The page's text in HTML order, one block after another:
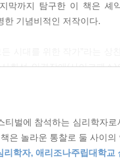
이 우리로 하여금 외부적
을 보여 주었다. 그렇다면
양가적이며 우유부단하며
‘분석 마비’ 증상의 희생
막까지 탐구한 이 책은 셰
한 기념비적인 저작이다.
회성 인격장애(사이코패
, 발달 과정, 의식 상태 등
로 남은 ‘스탠퍼드 감옥 실
하고 ‘심리학 이전의 심리
티벌에 참석하는 심리학자
은 놀라운 통찰로 둘 사이
리학자, 애리조나주립대학